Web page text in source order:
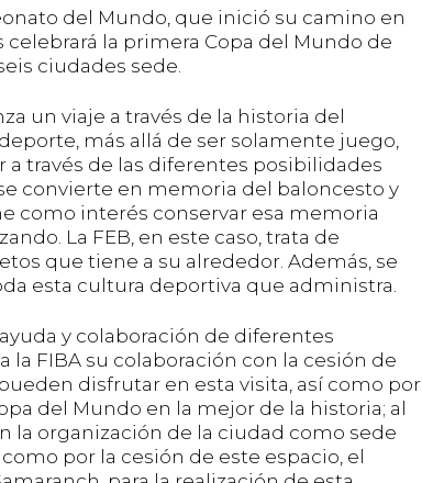
del Mundo, que inició su camino en
celebrará la primera Copa del Mundo de
ciudades sede.
un viaje a través de la historia del
más allá de ser solamente juego,
través de las diferentes posibilidades
convierte en memoria del baloncesto y
como interés conservar esa memoria
La FEB, en este caso, trata de
que tiene a su alrededor. Además, se
esta cultura deportiva que administra.
y colaboración de diferentes
la FIBA su colaboración con la cesión de
disfrutar en esta visita, así como por
del Mundo en la mejor de la historia; al
la organización de la ciudad como sede
por la cesión de este espacio, el